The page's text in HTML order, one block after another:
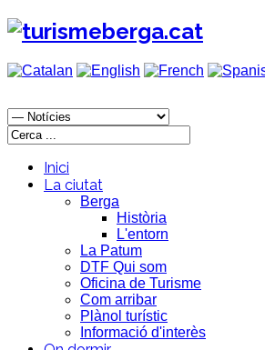
Inici
La ciutat
Berga
Història
L'entorn
La Patum
DTF Qui som
Oficina de Turisme
Com arribar
Plànol turístic
Informació d'interès